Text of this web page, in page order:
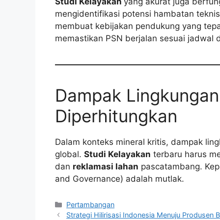
mengidentifikasi potensi hambatan
membuat kebijakan pendukung yang
memastikan PSN berjalan sesuai jadwal
Dampak
Diperhitungkan
Dalam konteks mineral kritis, dampak
global. Studi Kelayakan terbaru harus
dan reklamasi lahan pascatambang.
and Governance) adalah mutlak.
Kategori
Pertambangan
Strategi Hilirisasi Indonesia Menuju Produsen